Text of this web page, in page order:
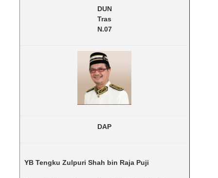
DUN
Tras
N.07
DAP
YB Tengku Zulpuri Shah bin Raja Puji